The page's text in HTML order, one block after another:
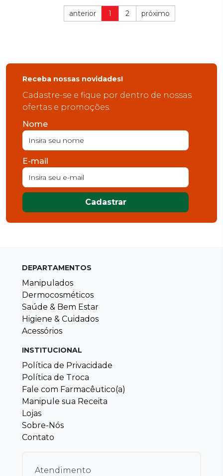
anterior 1 2 próximo
Receba nossas novidades!
Cadastre-se e fique por dentro de nossas
ofertas e promoções.
Nome
E-mail
Cadastrar
DEPARTAMENTOS
Manipulados
Dermocosméticos
Saúde & Bem Estar
Higiene & Cuidados
Acessórios
INSTITUCIONAL
Política de Privacidade
Política de Troca
Fale com Farmacêutico(a)
Manipule sua Receita
Lojas
Sobre-Nós
Contato
Atendimento